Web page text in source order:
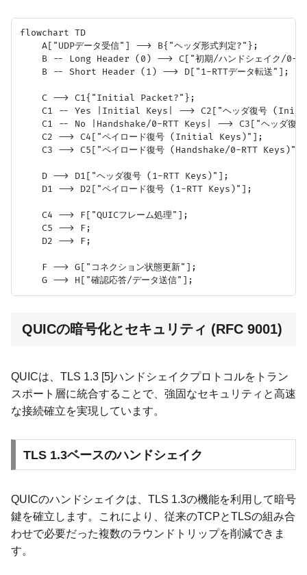
flowchart TD
    A["UDPデータ受信"] --> B{"ヘッダ形式判定?"};
B -- Long Header (0) --> C["初期/ハンドシェイク/0-
    B -- Short Header (1) --> D["1-RTTデータ転送"];
    C --> C1{"Initial Packet?"};
C1 -- Yes |Initial Keys| --> C2["ヘッダ復号
C1 -- No |Handshake/0-RTT Keys| --> C3["ヘッダ復
    C2 --> C4["ペイロード復号 (Initial Keys)"];
    C3 --> C5["ペイロード復号 (Handshake/0-RTT Keys)"];
    D --> D1["ヘッダ復号 (1-RTT Keys)"];
    D1 --> D2["ペイロード復号 (1-RTT Keys)"];
    C4 --> F["QUICフレーム処理"];
    C5 --> F;
    D2 --> F;
    F --> G["コネクション状態更新"];
QUICの暗号化とセキュリティ (RFC 9001)
QUICは、TLS 1.3 [5]ハンドシェイクプロトコルをトラン
スポート層に統合することで、強固なセキュリティと高速
な接続確立を実現しています。
TLS 1.3ベースのハンドシェイク
QUICのハンドシェイクは、TLS 1.3の機能を利用して暗号
鍵を確立します。これにより、従来のTCPとTLSの組み合
わせで必要だった複数のラウンドトリップを削減できま
す。